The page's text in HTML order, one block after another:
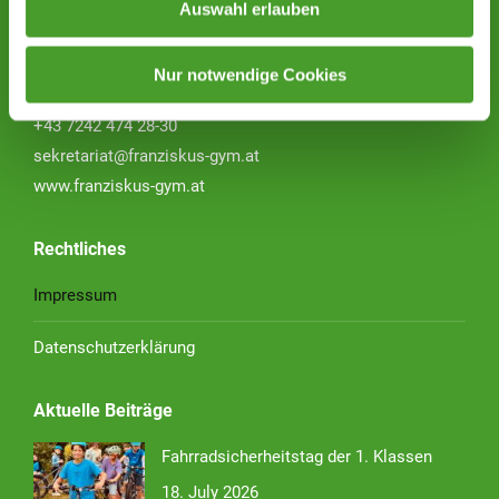
Auswahl erlauben
Nur notwendige Cookies
des Vereins für Franziskanische Bildung
+43 7242 474 28-30
sekretariat@franziskus-gym.at
www.franziskus-gym.at
Rechtliches
Impressum
Datenschutzerklärung
Aktuelle Beiträge
Fahrradsicherheitstag der 1. Klassen
18. July 2026